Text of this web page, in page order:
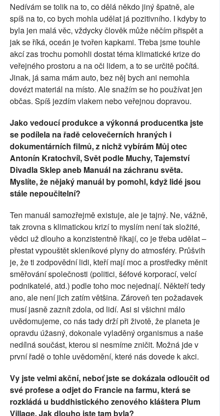
Nedívám se tolik na to, co dělá někdo jiný špatně, ale
spíš na to, co bych mohla udělat já pozitivního. I kdyby to
byla jen malá věc, vždycky člověk může něčím přispět a
jak se říká, oceán je tvořen kapkami. Třeba jsme touhle
akcí zas trochu pomohli dostat téma klimatické krize do
veřejného prostoru a na oči lidem, a to se určitě počítá.
Jinak, já sama mám auto, bez něj bych ani nemohla
dovézt materiál na místo. Ale snažím se ho používat jen
občas. Spíš jezdím vlakem nebo veřejnou dopravou.
Jako vedoucí produkce a výkonná producentka jste
se podílela na řadě celovečerních hraných i
dokumentárních filmů, z nichž vybírám Můj otec
Antonín Kratochvíl, Svět podle Muchy, Tajemství
Divadla Sklep aneb Manuál na záchranu světa.
Myslíte, že nějaký manuál by pomohl, když lidé jsou
stále nepoučitelní?
Ten manuál samozřejmě existuje, ale je tajný. Ne, vážně,
tak zrovna s klimatickou krizí to myslím není tak složité,
vědci už dlouho a konzistentně říkají, co je třeba udělat –
přestat vypouštět skleníkové plyny do atmosféry. Průšvih
je, že ti zodpovědní lidi, kteří mají moc a prostředky měnit
směřování společnosti (politici, šéfové korporací, velcí
podnikatelé, atd.) podle toho moc nejednají. Někteří tedy
ano, ale není jich zatím většina. Zároveň ten požadavek
musí jasně zaznít zdola, od lidí. Asi si všichni málo
uvědomujeme, co nás tady drží při životě, že planeta je
opravdu úžasný, dokonale vyladěný organismus a naše
nedílná součást, kterou si nesmíme zničit. Možná jde v
první řadě o tohle uvědomění, které nás dovede k akci.
Vy jste velmi akční, neboť jste se dokázala odloučit od
své profese a odjet do Francie na farmu, která se
rozkládá u buddhistického zenového kláštera Plum
Village. Jak dlouho jste tam byla?